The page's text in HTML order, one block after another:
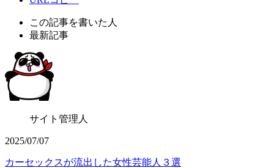
この記事を書いた人
最新記事
サイト管理人
2025/07/07
カーセックスが流出した女性芸能人３選